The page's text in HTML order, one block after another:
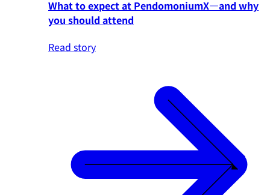
What to expect at PendomoniumX—and why
you should attend
Read story